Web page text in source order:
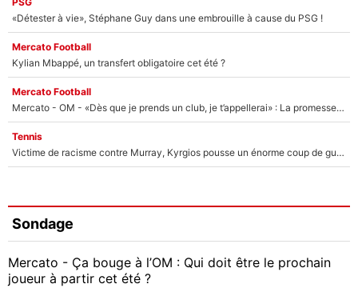
«Détester à vie», Stéphane Guy dans une embrouille à cause du PSG !
Mercato Football
Kylian Mbappé, un transfert obligatoire cet été ?
Mercato Football
Mercato - OM - «Dès que je prends un club, je t’appellerai» : La promesse de Marcelino au moment de claquer la porte
Tennis
Victime de racisme contre Murray, Kyrgios pousse un énorme coup de gueule !
Sondage
Mercato - Ça bouge à l’OM : Qui doit être le prochain
joueur à partir cet été ?